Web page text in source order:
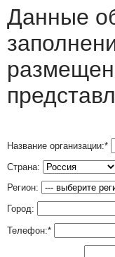
Данные
Название организации:*
Страна:
Регион:
Город:
Телефон:*